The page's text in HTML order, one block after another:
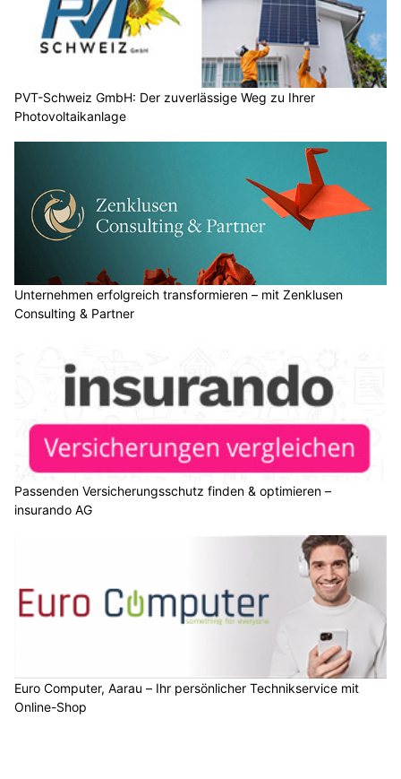
PVT-Schweiz GmbH: Der zuverlässige Weg zu Ihrer
Photovoltaikanlage
Unternehmen erfolgreich transformieren – mit Zenklusen
Consulting & Partner
Passenden Versicherungsschutz finden & optimieren –
insurando AG
Euro Computer, Aarau – Ihr persönlicher Technikservice mit
Online-Shop